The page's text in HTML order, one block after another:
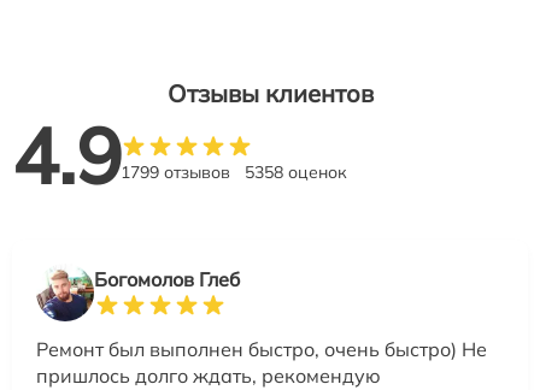
Отзывы клиентов
4.91799 отзывов 5358 оценок
Богомолов Глеб
Ремонт был выполнен быстро, очень быстро) Не
пришлось долго ждать, рекомендую